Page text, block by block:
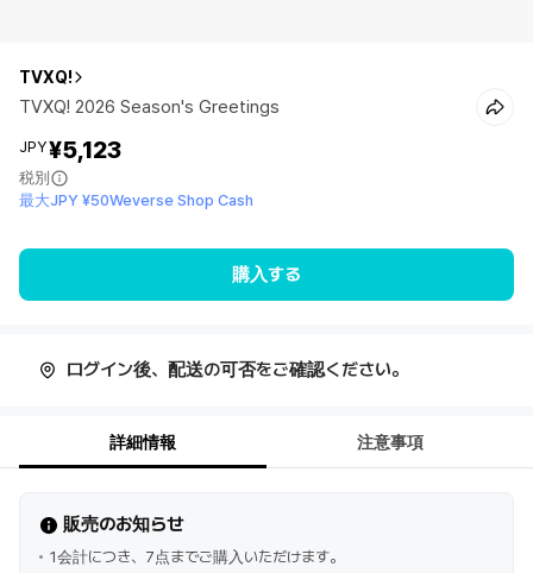
TVXQ!
TVXQ! 2026 Season's Greetings
JPY¥5,123
税別
最大JPY ¥50Weverse Shop Cash
購入する
ログイン後、配送の可否をご確認ください。
詳細情報 注意事項
販売のお知らせ
1会計につき、7点までご購入いただけます。